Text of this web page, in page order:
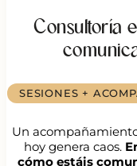
Consultoría
SESIONES +
Un
hoy genera caos.
cómo estáis